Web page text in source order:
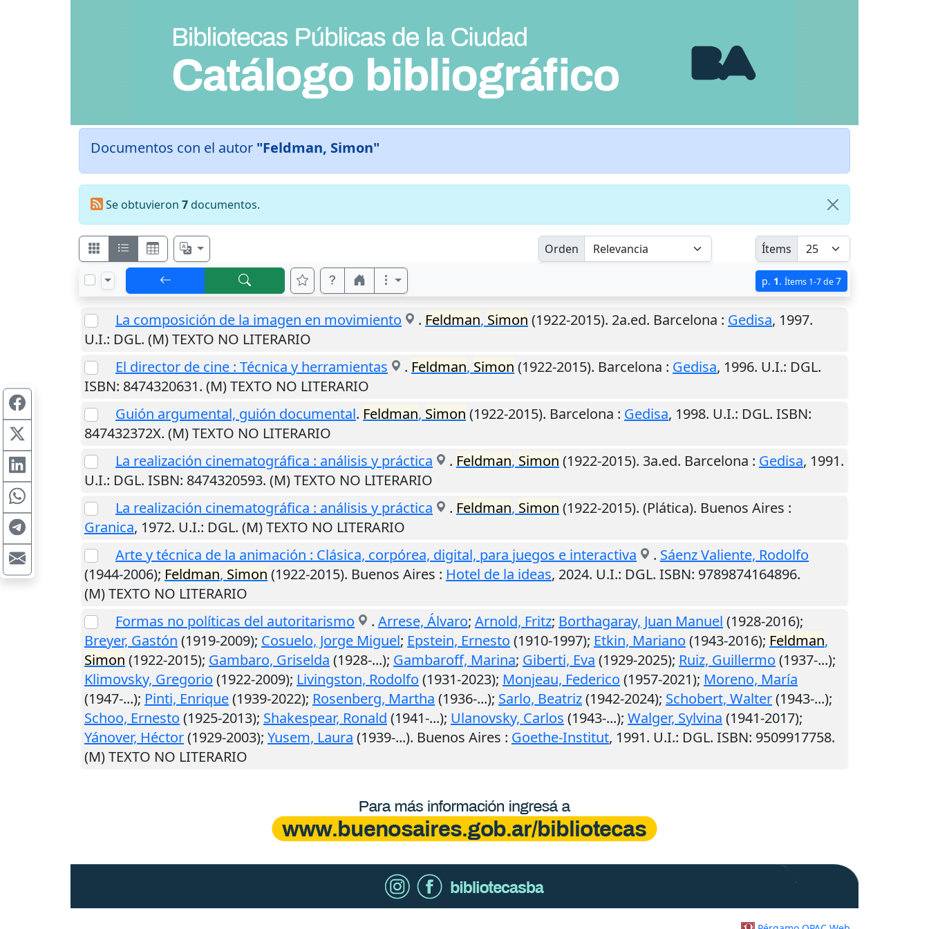
Documentos con el autor "Feldman, Simon"
Se obtuvieron 7documentos.
Orden Ítems
p. 1. Ítems 1-7 de7
La composición de la imagen en movimiento . Feldman, Simon (1922-2015). 2a.ed. Barcelona : Gedisa, 1997.
U.I.: DGL. (M) TEXTO NO LITERARIO
El director de cine : Técnica y herramientas
. Feldman, Simon (1922-2015). Barcelona : Gedisa, 1996. U.I.: DGL.
ISBN: 8474320631. (M) TEXTO NO LITERARIO
Guión argumental, guión documental. Feldman, Simon (1922-2015). Barcelona : Gedisa, 1998. U.I.: DGL. ISBN:
847432372X. (M) TEXTO NO LITERARIO
La realización cinematográfica : análisis y práctica
. Feldman, Simon (1922-2015). 3a.ed. Barcelona : Gedisa, 1991.
U.I.: DGL. ISBN: 8474320593. (M) TEXTO NO LITERARIO
La realización cinematográfica : análisis y práctica
. Feldman, Simon (1922-2015). (Plática). Buenos Aires :
Granica, 1972. U.I.: DGL. (M) TEXTO NO LITERARIO
Arte y técnica de la animación : Clásica, corpórea, digital, para juegos e interactiva
. Sáenz Valiente, Rodolfo
(1944-2006); Feldman, Simon (1922-2015). Buenos Aires : Hotel de la ideas, 2024. U.I.: DGL. ISBN: 9789874164896.
(M) TEXTO NO LITERARIO
Formas no políticas del autoritarismo
. Arrese, Álvaro; Arnold, Fritz; Borthagaray, Juan Manuel (1928-2016);
Breyer, Gastón (1919-2009); Cosuelo, Jorge Miguel; Epstein, Ernesto (1910-1997); Etkin, Mariano (1943-2016); Feldman,
Simon (1922-2015); Gambaro, Griselda (1928-...); Gambaroff, Marina; Giberti, Eva (1929-2025); Ruiz, Guillermo (1937-...);
Klimovsky, Gregorio (1922-2009); Livingston, Rodolfo (1931-2023); Monjeau, Federico (1957-2021); Moreno, María
(1947-...); Pinti, Enrique(1939-2022); Rosenberg, Martha (1936-...); Sarlo, Beatriz(1942-2024); Schobert, Walter(1943-...);
Schoo, Ernesto (1925-2013); Shakespear, Ronald (1941-...); Ulanovsky, Carlos (1943-...); Walger, Sylvina (1941-2017);
Yánover, Héctor(1929-2003); Yusem, Laura (1939-...). Buenos Aires : Goethe-Institut, 1991. U.I.: DGL. ISBN: 9509917758.
(M) TEXTO NO LITERARIO